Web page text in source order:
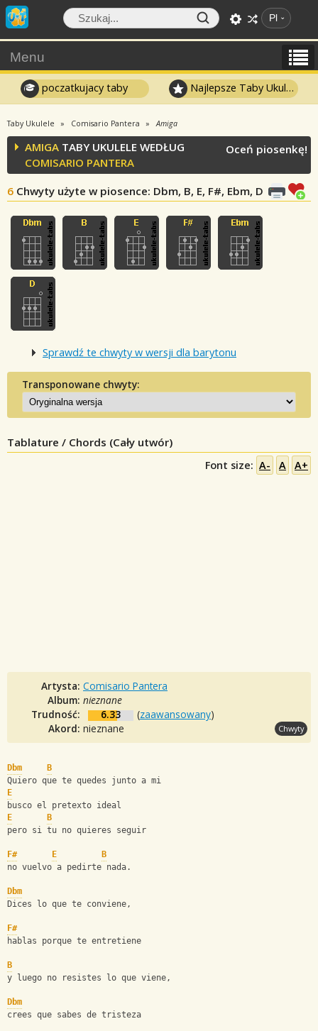
Pl
Menu
poczatkujacy taby Najlepsze Taby Ukulele
Taby Ukulele Comisario Pantera Amiga
AMIGA TABY UKULELE WEDŁUG
COMISARIO PANTERA
6 Chwyty użyte w piosence: Dbm, B, E, F#, Ebm, D
Oceń piosenkę!
Sprawdź te chwyty w wersji dla barytonu
Transponowane chwyty:
Tablature / Chords (Cały utwór)
Font size: A- A A+
Artysta: Comisario Pantera
Album: nieznane
Trudność:
6.33 (zaawansowany)
Akord: nieznane Chwyty
Dbm
B
Quiero que te quedes junto a mi
E
busco el pretexto ideal
E
B
pero si tu no quieres seguir
F# E
B
no vuelvo a pedirte nada.
Dbm
Dices lo que te conviene,
F#
hablas porque te entretiene
B
y luego no resistes lo que viene,
Dbm
crees que sabes de tristeza